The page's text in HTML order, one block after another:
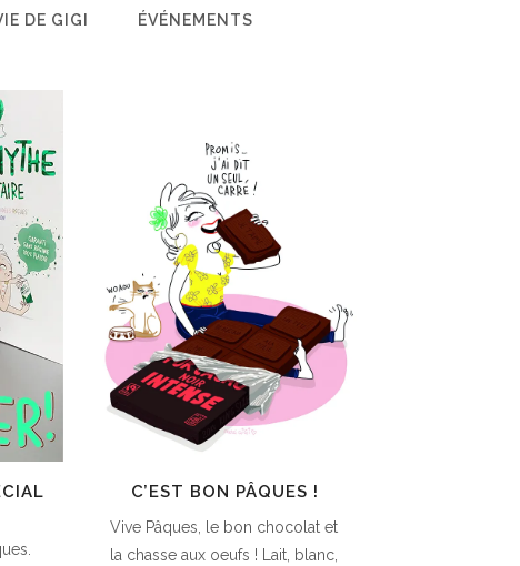
DE GIGI ÉVÉNEMENTS
C’EST BON PÂQUES !
Vive Pâques, le bon chocolat et
la chasse aux oeufs ! Lait, blanc,